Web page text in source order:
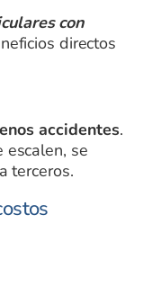
con
directos
accidentes.
se
terceros.